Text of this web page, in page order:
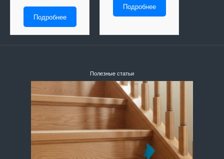
Подробнее
Подробнее
Полезные статьи